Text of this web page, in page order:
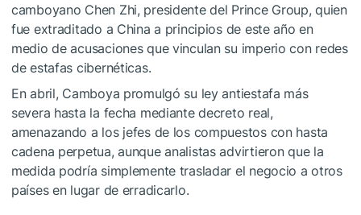
camboyano Chen Zhi, presidente del Prince Group, quien
fue extraditado a China a principios de este año en
medio de acusaciones que vinculan su imperio con redes
de estafas cibernéticas.
En abril, Camboya promulgó su ley antiestafa más
severa hasta la fecha mediante decreto real,
amenazando a los jefes de los compuestos con hasta
cadena perpetua, aunque analistas advirtieron que la
medida podría simplemente trasladar el negocio a otros
países en lugar de erradicarlo.